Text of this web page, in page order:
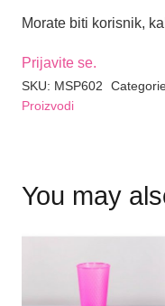
Morate biti korisnik,
Prijavite se.
SKU: MSP602
Proizvodi
You may